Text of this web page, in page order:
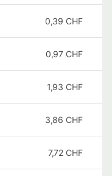
0,39 CHF
0,97 CHF
1,93 CHF
3,86 CHF
7,72 CHF